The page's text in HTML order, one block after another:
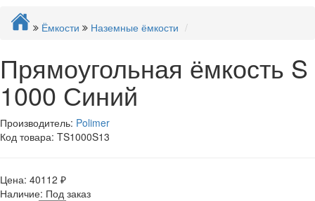
Ёмкости Наземные ёмкости
Прямоугольная ёмкость S
1000 Синий
Производитель: Polimer
Код товара: TS1000S13
Цена: 40112 ₽
Наличие: Под заказ